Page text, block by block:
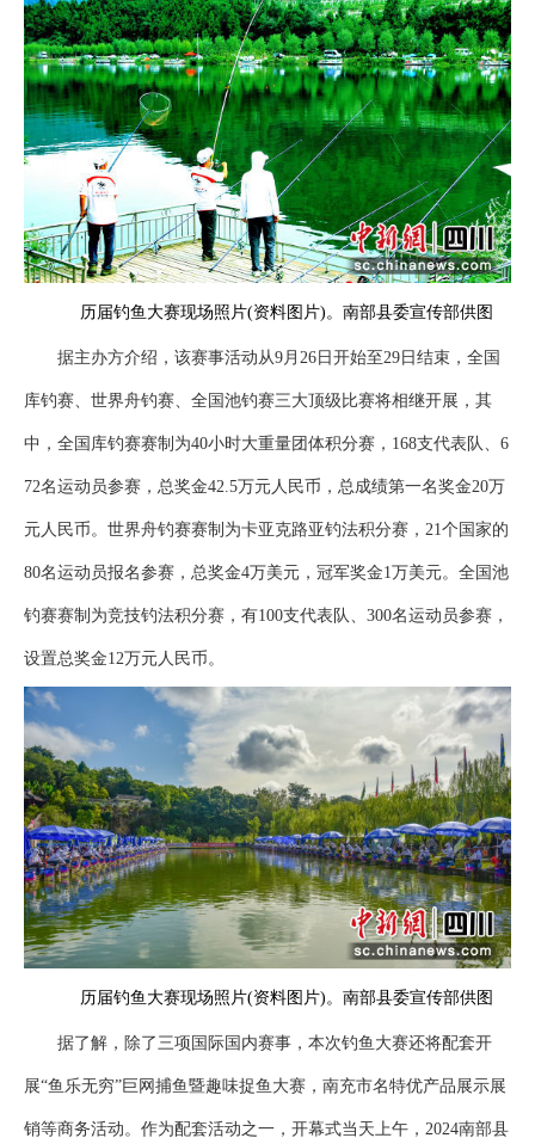
历届钓鱼大赛现场照片(资料图片)。南部县委宣传部供图
据主办方介绍，该赛事活动从9月26日开始至29日结束，全国
库钓赛、世界舟钓赛、全国池钓赛三大顶级比赛将相继开展，其
中，全国库钓赛赛制为40小时大重量团体积分赛，168支代表队、6
72名运动员参赛，总奖金42.5万元人民币，总成绩第一名奖金20万
元人民币。世界舟钓赛赛制为卡亚克路亚钓法积分赛，21个国家的
80名运动员报名参赛，总奖金4万美元，冠军奖金1万美元。全国池
钓赛赛制为竞技钓法积分赛，有100支代表队、300名运动员参赛，
设置总奖金12万元人民币。
历届钓鱼大赛现场照片(资料图片)。南部县委宣传部供图
据了解，除了三项国际国内赛事，本次钓鱼大赛还将配套开
展“鱼乐无穷”巨网捕鱼暨趣味捉鱼大赛，南充市名特优产品展示展
销等商务活动。作为配套活动之一，开幕式当天上午，2024南部县